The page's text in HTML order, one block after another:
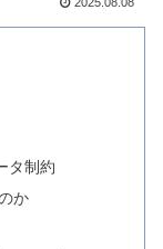
タ制約
か